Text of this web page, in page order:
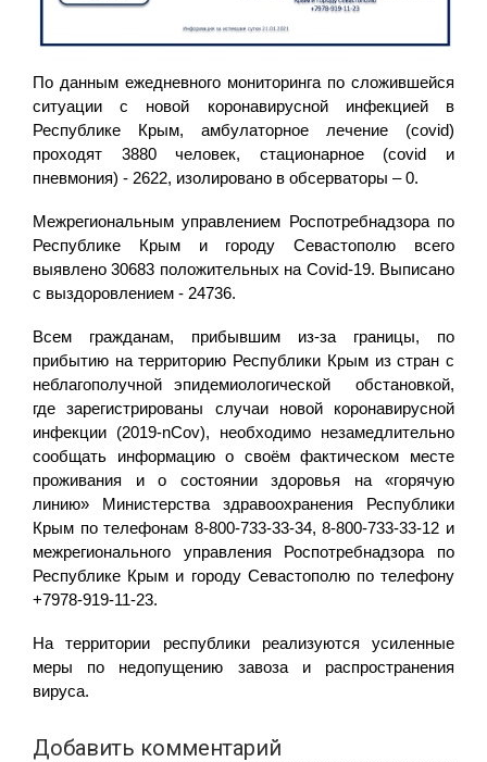
По данным ежедневного мониторинга по сложившейся
ситуации с новой коронавирусной инфекцией в
Республике Крым, амбулаторное лечение (covid)
проходят 3880 человек, стационарное (covid и
пневмония) - 2622, изолировано в обсерваторы – 0.
Межрегиональным управлением Роспотребнадзора по
Республике Крым и городу Севастополю всего
выявлено 30683 положительных на Covid-19. Выписано
с выздоровлением - 24736.
Всем гражданам, прибывшим из-за границы, по
прибытию на территорию Республики Крым из стран с
неблагополучной эпидемиологической обстановкой,
где зарегистрированы случаи новой коронавирусной
инфекции (2019-nCov), необходимо незамедлительно
сообщать информацию о своём фактическом месте
проживания и о состоянии здоровья на «горячую
линию» Министерства здравоохранения Республики
Крым по телефонам 8-800-733-33-34, 8-800-733-33-12 и
межрегионального управления Роспотребнадзора по
Республике Крым и городу Севастополю по телефону
+7978-919-11-23.
На территории республики реализуются усиленные
меры по недопущению завоза и распространения
вируса.
Добавить комментарий